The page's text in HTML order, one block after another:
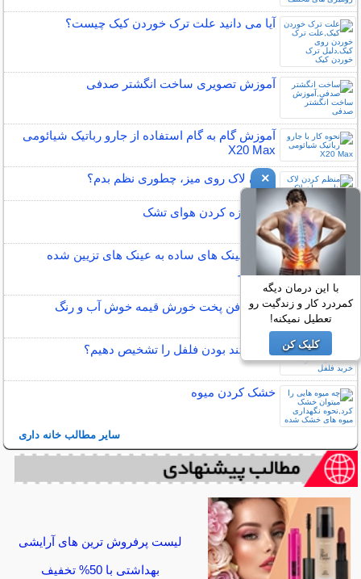
آیا می دانید علت ترک خوردن کیک چیست؟
آموزش تصویری ساخت انگشتر صدفی
آموزش گام به گام استفاده از جارو رباتیک شیائومی
X20 Max
چیدن لاک روی میز، چطوری نظم بدم؟
نحوه تازه کردن هوای تشک
تبدیل عینک های ساده به عینک های تزیین شده
مارکدار
فوت و فن پخت خورش قیمه خوش آب و رنگ
چگونه تند بودن فلفل را تشخیص دهیم؟
خشک کردن میوه
سایر مطالب خانه داری
لیست پرفروش ترین های آرایشی
بهداشتی با 50% تخفیف
×
با این درمان دیگه
کمردرد کار و زندگیت رو
تعطیل نمیکنه!
کلیک کن